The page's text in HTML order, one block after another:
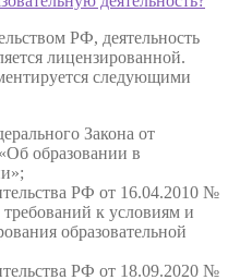
РФ, деятельность
лицензированной.
следующими
Закона от
образовании в
РФ от 16.04.2010 №
к условиям и
образовательной
РФ от 18.09.2020 №